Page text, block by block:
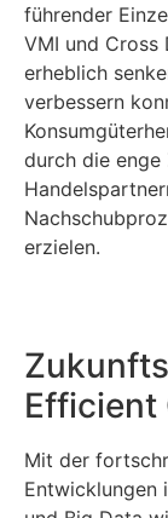
führender
VMI und Cross
erheblich
verbessern
durch die enge
erzielen.
Efficient
Mit der
Entwicklungen